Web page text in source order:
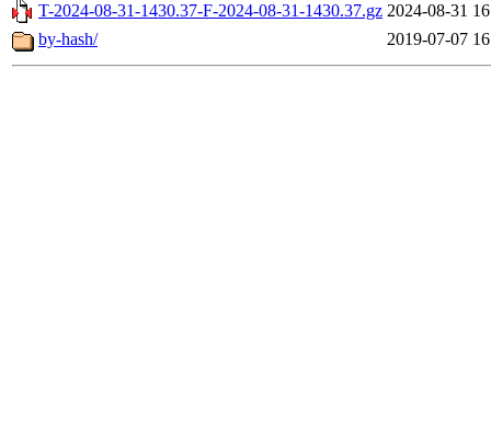
T-2024-08-31-1430.37-F-2024-08-31-1430.37.gz 2024-08-31
by-hash/
2019-07-07